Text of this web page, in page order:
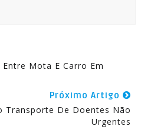
Mota E Carro Em
Próximo Artigo
Transporte De Doentes Não
Urgentes